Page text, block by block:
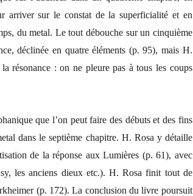
arriver sur le constat de la superficialité et en
du metal. Le tout débouche sur un cinquième
déclinée en quatre éléments (p. 95), mais H.
résonance : on ne pleure pas à tous les coups
que l’on peut faire des débuts et des fins
dans le septième chapitre. H. Rosa y détaille
de la réponse aux Lumières (p. 61), avec
les anciens dieux etc.). H. Rosa finit tout de
(p. 172). La conclusion du livre poursuit